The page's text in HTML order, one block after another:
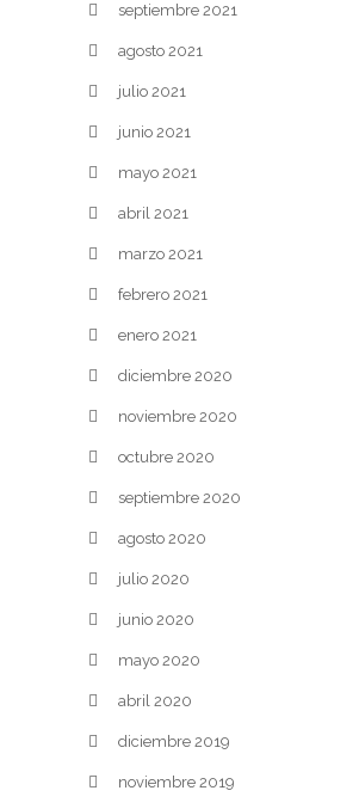
septiembre 2021
agosto 2021
julio 2021
junio 2021
mayo 2021
abril 2021
marzo 2021
febrero 2021
enero 2021
diciembre 2020
noviembre 2020
octubre 2020
septiembre 2020
agosto 2020
julio 2020
junio 2020
mayo 2020
abril 2020
diciembre 2019
noviembre 2019